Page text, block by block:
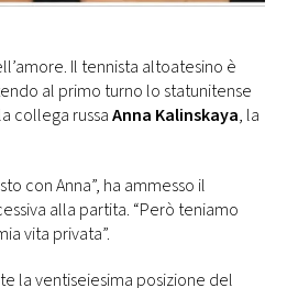
Il tennista altoatesino è
al primo turno lo statunitense
collega russaAnna Kalinskaya, la
con Anna”, ha ammesso il
alla partita. “Però teniamo
vita privata”.
la ventiseiesima posizione del